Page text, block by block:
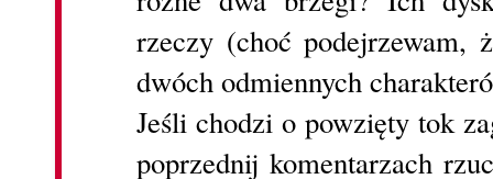
rzeczy (choć podejrzewam,
dwóch odmiennych
Jeśli chodzi o powzięty tok
poprzednij komentarzach